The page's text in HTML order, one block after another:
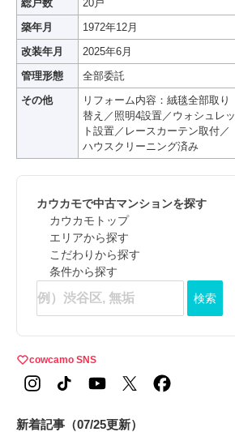
総戸数
20戸
築年月
1972年12月
改装年月
2025年6月
管理形態
全部委託
その他
リフォーム内容：絨毯全部取り
替え／照明4設置／ウォシュレッ
ト設置／レースカーテン取付／
ハウスクリーニング済み
カウカモで中古マンションを探す
カウカモトップ
エリアから探す
こだわりから探す
条件から探す
検索
cowcamo SNS
新着記事（07/25更新）